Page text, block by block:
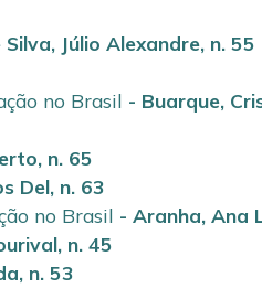
Silva, Júlio Alexandre, n. 55
no Brasil - Buarque,
, n. 65
Del, n. 63
no Brasil -Aranha, Ana
, n. 45
, n. 53